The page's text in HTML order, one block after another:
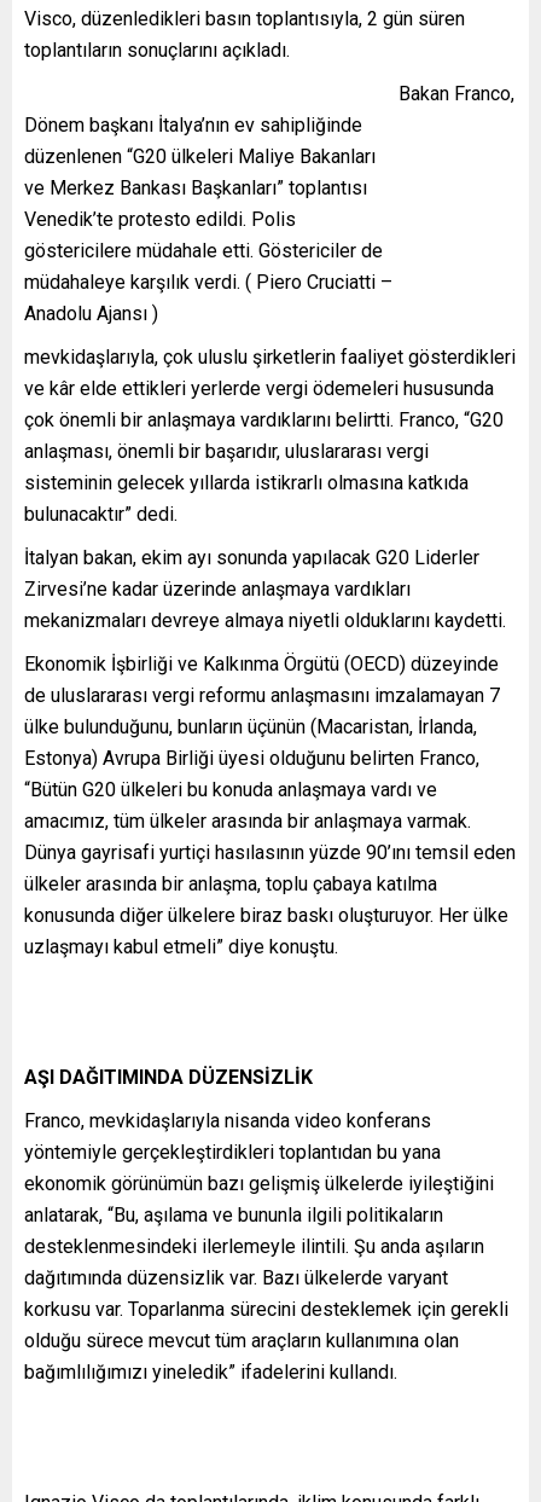
Visco, düzenledikleri basın toplantısıyla, 2 gün süren
toplantıların sonuçlarını açıkladı.
Dönem başkanı İtalya’nın ev sahipliğinde
düzenlenen “G20 ülkeleri Maliye Bakanları
ve Merkez Bankası Başkanları” toplantısı
Venedik’te protesto edildi. Polis
göstericilere müdahale etti. Göstericiler de
müdahaleye karşılık verdi. ( Piero Cruciatti –
Anadolu Ajansı )
Bakan Franco,
mevkidaşlarıyla, çok uluslu şirketlerin faaliyet gösterdikleri
ve kâr elde ettikleri yerlerde vergi ödemeleri hususunda
çok önemli bir anlaşmaya vardıklarını belirtti. Franco, “G20
anlaşması, önemli bir başarıdır, uluslararası vergi
sisteminin gelecek yıllarda istikrarlı olmasına katkıda
bulunacaktır” dedi.
İtalyan bakan, ekim ayı sonunda yapılacak G20 Liderler
Zirvesi’ne kadar üzerinde anlaşmaya vardıkları
mekanizmaları devreye almaya niyetli olduklarını kaydetti.
Ekonomik İşbirliği ve Kalkınma Örgütü (OECD) düzeyinde
de uluslararası vergi reformu anlaşmasını imzalamayan 7
ülke bulunduğunu, bunların üçünün (Macaristan, İrlanda,
Estonya) Avrupa Birliği üyesi olduğunu belirten Franco,
“Bütün G20 ülkeleri bu konuda anlaşmaya vardı ve
amacımız, tüm ülkeler arasında bir anlaşmaya varmak.
Dünya gayrisafi yurtiçi hasılasının yüzde 90’ını temsil eden
ülkeler arasında bir anlaşma, toplu çabaya katılma
konusunda diğer ülkelere biraz baskı oluşturuyor. Her ülke
uzlaşmayı kabul etmeli” diye konuştu.
AŞI DAĞITIMINDA DÜZENSİZLİK
Franco, mevkidaşlarıyla nisanda video konferans
yöntemiyle gerçekleştirdikleri toplantıdan bu yana
ekonomik görünümün bazı gelişmiş ülkelerde iyileştiğini
anlatarak, “Bu, aşılama ve bununla ilgili politikaların
desteklenmesindeki ilerlemeyle ilintili. Şu anda aşıların
dağıtımında düzensizlik var. Bazı ülkelerde varyant
korkusu var. Toparlanma sürecini desteklemek için gerekli
olduğu sürece mevcut tüm araçların kullanımına olan
bağımlılığımızı yineledik” ifadelerini kullandı.